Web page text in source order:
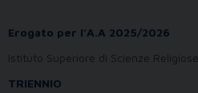
Erogato per l’A.A 2025/2026
Istituto Superiore di Scienze Religiose
TRIENNIO